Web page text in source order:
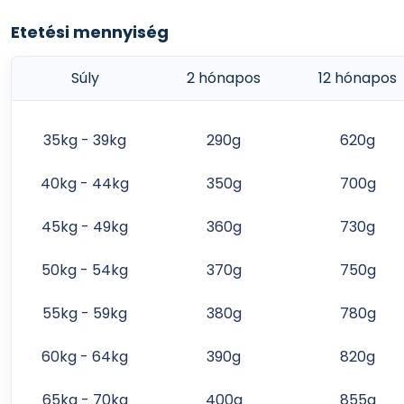
TELJESEN ÚJRAHASZNOSÍTHATÓ CSOMAGOLÁS
zöldebb a jobb – alapvetően változtattunk a
és ennek köszönhetően új csomagolásunk teljes
természetvédelmet , és arra törekszünk, hogy
Etetési mennyiség
Súly 2 hónapos 12 hónapos
35kg - 39kg 290g 620g
40kg - 44kg 350g 700g
45kg - 49kg 360g 730g
50kg - 54kg 370g 750g
55kg - 59kg 380g 780g
60kg - 64kg 390g 820g